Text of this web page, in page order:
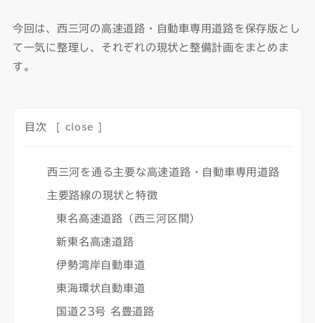
今回は、西三河の高速道路・自動車専用道路を保存版とし
て一気に整理し、それぞれの現状と整備計画をまとめま
す。
目次 [ close ]
西三河を通る主要な高速道路・自動車専用道路
主要路線の現状と特徴
東名高速道路（西三河区間）
新東名高速道路
伊勢湾岸自動車道
東海環状自動車道
国道23号 名豊道路